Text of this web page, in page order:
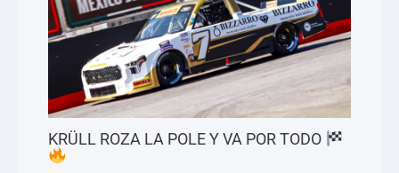
KRÜLL ROZA LA POLE Y VA POR TODO